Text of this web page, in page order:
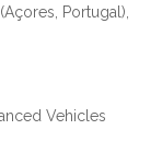
Portugal),
Vehicles